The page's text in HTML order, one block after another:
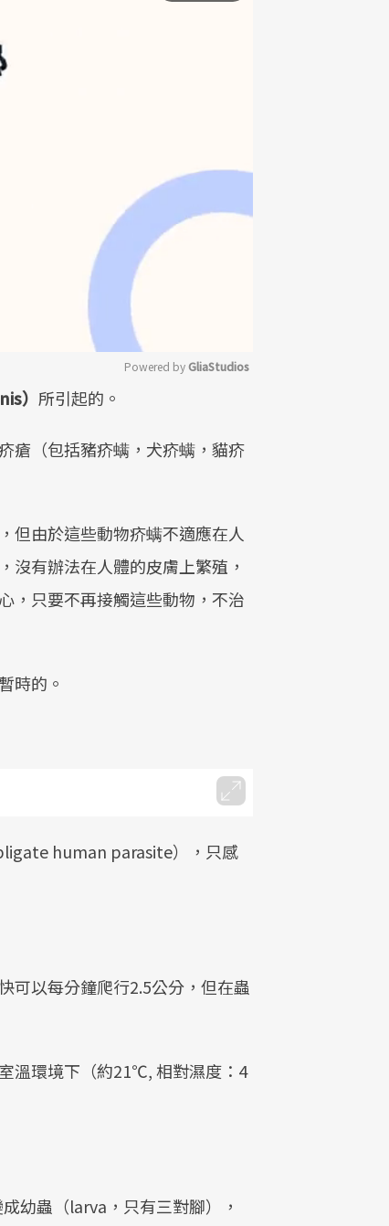
Powered by GliaStudios
） 所引起的。
瘡（包括豬疥螨，犬疥螨，貓疥
但由於這些動物疥螨不適應在人
沒有辦法在人體的皮膚上繁殖，
，只要不再接觸這些動物，不治
時的。
human parasite），只感
可以每分鐘爬行2.5公分，但在蟲
溫環境下（約21℃, 相對濕度：4
幼蟲（larva，只有三對腳），